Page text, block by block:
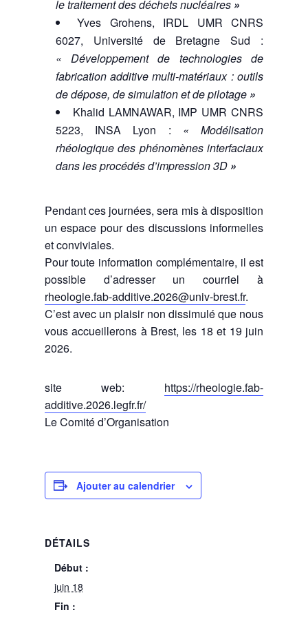
le traitement des déchets nucléaires»
Yves Grohens, IRDL UMR CNRS
6027, Université de Bretagne Sud :
« Développement de technologies de
fabrication additive multi-matériaux : outils
de dépose, de simulation et de pilotage»
Khalid LAMNAWAR, IMP UMR CNRS
5223, INSA Lyon : « Modélisation
rhéologique des phénomènes interfaciaux
dans les procédés d’impression 3D»
Pendant ces journées, sera mis à disposition
un espace pour des discussions informelles
et conviviales.
Pour toute information complémentaire, il est
possible d’adresser un courriel à
rheologie.fab-additive.2026@univ-brest.fr.
C’est avec un plaisir non dissimulé que nous
vous accueillerons à Brest, les 18 et 19 juin
2026.
site web: https://rheologie.fab-
additive.2026.legfr.fr/
Le Comité d’Organisation
Ajouter au calendrier
DÉTAILS
Début :
juin 18
Fin :